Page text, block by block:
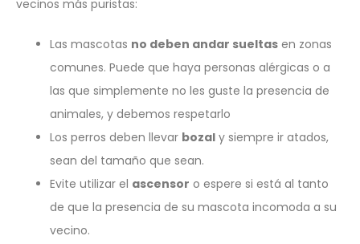
vecinos más puristas:
Las mascotas no deben andar sueltas en zonas
comunes. Puede que haya personas alérgicas o a
las que simplemente no les guste la presencia de
animales, y debemos respetarlo
Los perros deben llevar bozal y siempre ir atados,
sean del tamaño que sean.
Evite utilizar el ascensor o espere si está al tanto
de que la presencia de su mascota incomoda a su
vecino.